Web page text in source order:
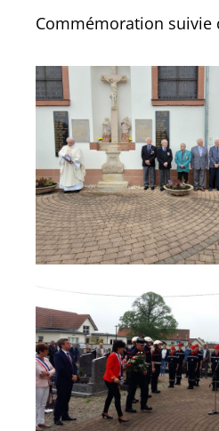
Commémoration suivie